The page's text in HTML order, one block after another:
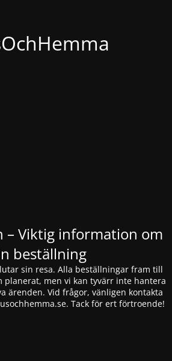
– Viktig information om
beställning
sin resa. Alla beställningar fram till
planerat, men vi kan tyvärr inte hantera
ärenden. Vid frågor, vänligen kontakta
. Tack för ert förtroende!